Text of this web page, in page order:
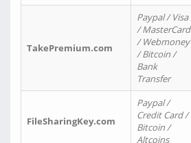
TakePremium.com
Paypal / Visa
/ MasterCard
/ Webmoney
/ Bitcoin /
Bank
Transfer
FileSharingKey.com
Paypal /
Credit Card /
Bitcoin /
Altcoins